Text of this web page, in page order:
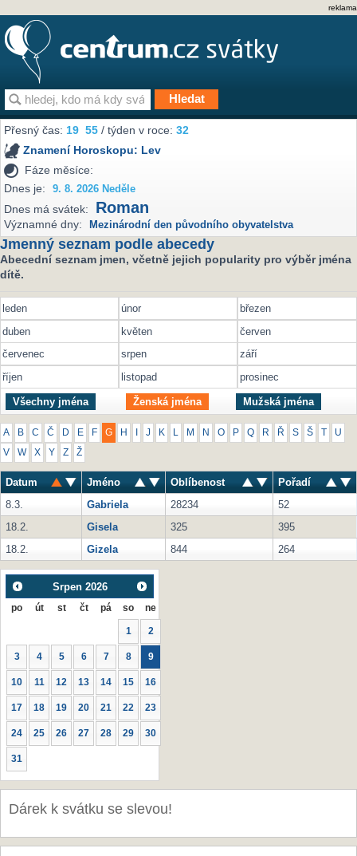
reklama
Přesný čas:19 55 / týden v roce:32
Znamení Horoskopu: Lev
Fáze měsíce:
Dnes je:
9. 8. 2026 Neděle
Dnes má svátek: Roman
Významné dny: Mezinárodní den původního obyvatelstva
Jmenný seznam podle abecedy
Abecední seznam jmen, včetně jejich popularity pro výběr jména
dítě.
leden únor
březen
duben
květen
červen
červenec
srpen
září
říjen
listopad prosinec
Všechny jména Ženská jména Mužská jména
A B C Č D E F G H J K M N O P Q R Ř S Š U
V W X Y Z Ž
Datum Jméno Oblíbenost
Pořadí
8.3.
Gabriela 28234
52
18.2.
Gisela 325
395
18.2.
Gizela 844 264
Srpen 2026
po út st čt pá so ne
1 2
3 4 5 6 7 8 9
10 11 12 13 14 15 16
17 18 19 20 21 22 23
24 25 26 27 28 29 30
31
Dárek k svátku se slevou!